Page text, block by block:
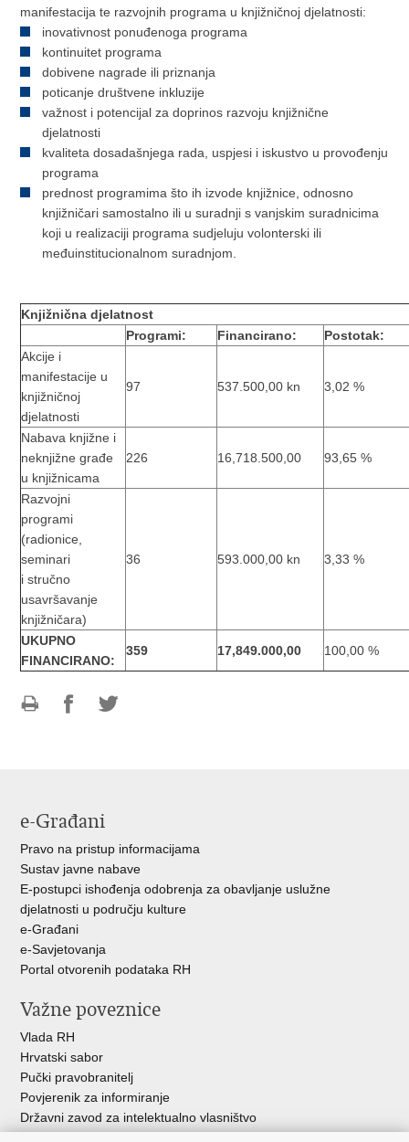
manifestacija te razvojnih programa u knjižničnoj djelatnosti:
inovativnost ponuđenoga programa
kontinuitet programa
dobivene nagrade ili priznanja
poticanje društvene inkluzije
važnost i potencijal za doprinos razvoju knjižnične
djelatnosti
kvaliteta dosadašnjega rada, uspjesi i iskustvo u provođenju
programa
prednost programima što ih izvode knjižnice, odnosno
knjižničari samostalno ili u suradnji s vanjskim suradnicima
koji u realizaciji programa sudjeluju volonterski ili
međuinstitucionalnom suradnjom.
Knjižnična djelatnost
Programi:
Financirano:
Postotak:
Akcije i
manifestacije u
knjižničnoj
djelatnosti
97 537.500,00 kn 3,02 %
Nabava knjižne i
neknjižne građe
u knjižnicama
226 16,718.500,00 93,65 %
Razvojni
programi
(radionice,
seminari
i stručno
usavršavanje
knjižničara)
36 593.000,00 kn 3,33 %
UKUPNO
FINANCIRANO:
359 17,849.000,00 100,00 %
e-Građani
Pravo na pristup informacijama
Sustav javne nabave
E-postupci ishođenja odobrenja za obavljanje uslužne
djelatnosti u području kulture
e-Građani
e-Savjetovanja
Portal otvorenih podataka RH
Važne poveznice
Vlada RH
Hrvatski sabor
Pučki pravobranitelj
Povjerenik za informiranje
Državni zavod za intelektualno vlasništvo